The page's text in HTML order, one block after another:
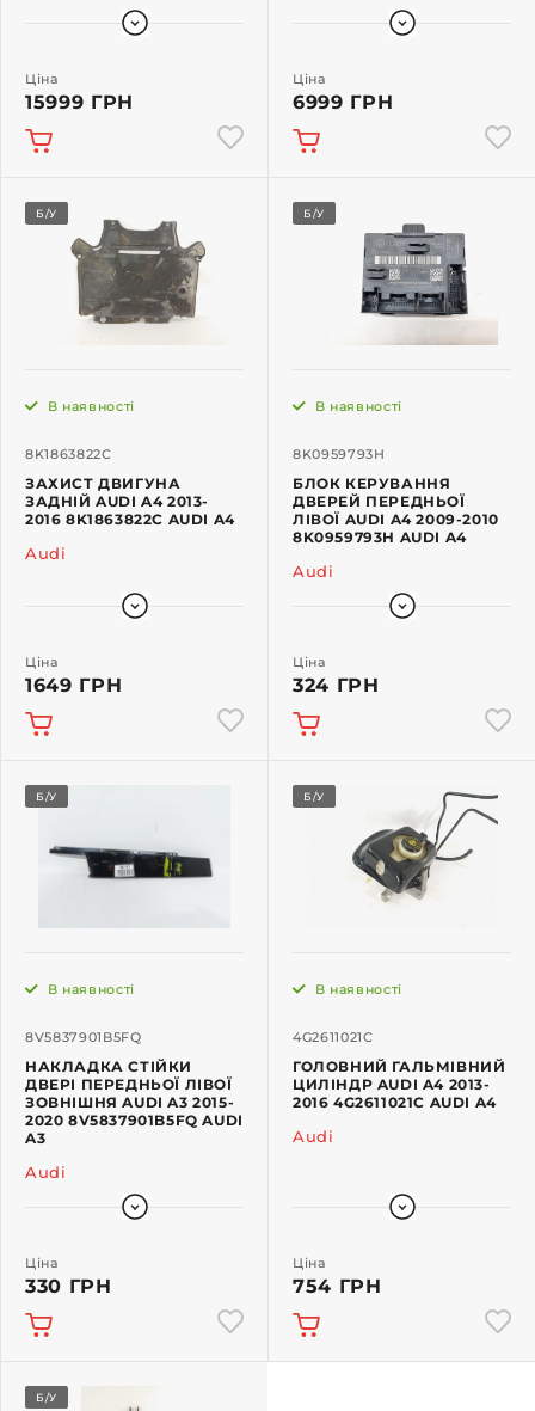
Ціна
15999 ГРН
Ціна
6999 ГРН
Б/У
8K1863822C
В наявності
ЗАХИСТ ДВИГУНА
ЗАДНІЙ AUDI A4 2013-
2016 8K1863822C AUDI A4
Audi
Ціна
1649 ГРН
Б/У
8K0959793H
В наявності
БЛОК КЕРУВАННЯ
ДВЕРЕЙ ПЕРЕДНЬОЇ
ЛІВОЇ AUDI A4 2009-2010
8K0959793H AUDI A4
Audi
Ціна
324 ГРН
Б/У
8V5837901B5FQ
В наявності
НАКЛАДКА СТІЙКИ
ДВЕРІ ПЕРЕДНЬОЇ ЛІВОЇ
ЗОВНІШНЯ AUDI A3 2015-
2020 8V5837901B5FQ AUDI
A3
Audi
Ціна
330 ГРН
Б/У
4G2611021C
В наявності
ГОЛОВНИЙ ГАЛЬМІВНИЙ
ЦИЛІНДР AUDI A4 2013-
2016 4G2611021C AUDI A4
Audi
Ціна
754 ГРН
Б/У